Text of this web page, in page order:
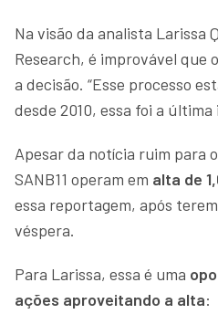
Na visão da analista Larissa
Research, é improvável que
a decisão. “Esse processo
desde 2010, essa foi a
Apesar da notícia ruim para
SANB11 operam em alta de
essa reportagem, após
véspera.
Para Larissa, essa é uma
ações aproveitando a alta: